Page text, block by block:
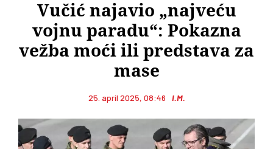
Vučić najavio „najveću
vojnu paradu“: Pokazna
vežba moći ili predstava za
mase
25. april 2025, 08:46 I.M.